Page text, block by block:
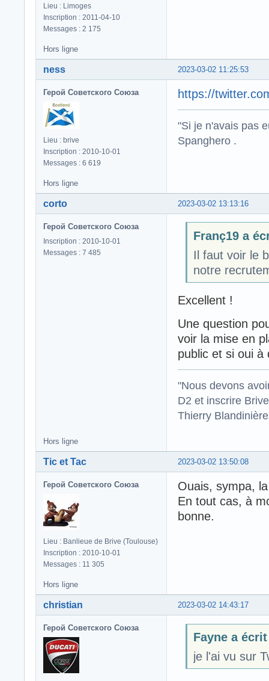
Lieu : Limoges
Inscription : 2011-04-10
Messages : 2 175
Hors ligne
2023-03-02 11:25:53
ness
Герой Советского Союза
Lieu : brive
Inscription : 2010-10-01
Messages : 6 619
https://
"Si je n'avais pas
Spanghero .
Hors ligne
2023-03-02 13:13:16
corto
Герой Советского Союза
Inscription : 2010-10-01
Messages : 7 485
Franç19 a
Il faut voir le
notre
Excellent !
Une question
voir la mise en
public et si oui à
"Nous devons
D2 et inscrire
Thierry
Hors ligne
2023-03-02 13:50:08
Tic et Tac
Герой Советского Союза
Lieu : Banlieue de Brive (Toulouse)
Inscription : 2010-10-01
Messages : 11 305
Ouais, sympa,
En tout cas, à
bonne.
Hors ligne
2023-03-02 14:43:17
christian
Герой Советского Союза
Fayne a
je l'ai vu sur